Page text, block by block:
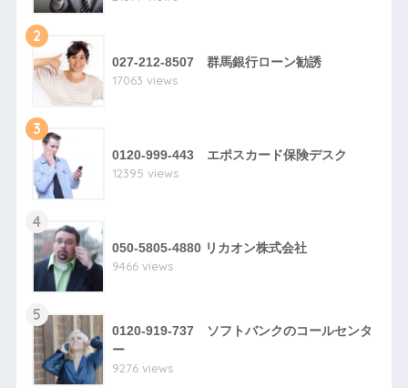
2
027-212-8507 群馬銀行ローン勧誘
17063 views
3
0120-999-443 エポスカード保険デスク
12395 views
4
050-5805-4880 リカオン株式会社
9466 views
5
0120-919-737 ソフトバンクのコールセンタ
ー
9276 views